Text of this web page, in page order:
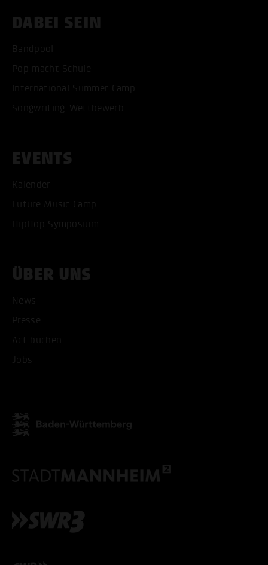
DABEI SEIN
Bandpool
Pop macht Schule
International Summer Camp
Songwriting-Wettbewerb
EVENTS
Kalender
Future Music Camp
HipHop Symposium
ÜBER UNS
News
Presse
Act buchen
Jobs